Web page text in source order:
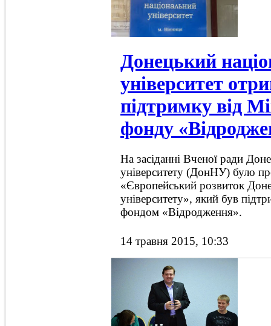
Донецький
університет
підтримку від
фонду
На засіданні Вченої ради
університету (ДонНУ) було
«Європейський розвиток
університету», який був
фондом «Відродження».
14 травня 2015, 10:33